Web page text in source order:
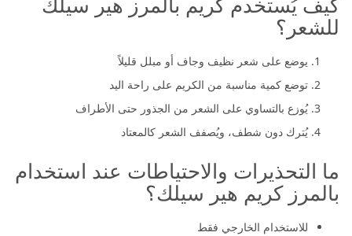
للشعر؟
يوضع على شعر نظيف وجاف أو مبلل قليلاً
توضع كمية مناسبة من الكريم على راحة اليد
يُوزع بالتساوي على الشعر من الجذور حتى الأطراف
يُترك دون شطف، ويُصفف الشعر كالمعتاد
ما التحذيرات والاحتياطات عند استخدام
بالمرز كريم هير سيلك؟
للاستخدام الخارجي فقط